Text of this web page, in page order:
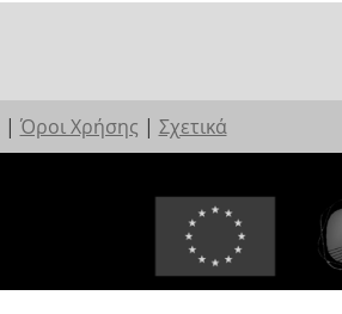
| Όροι Χρήσης | Σχετικά